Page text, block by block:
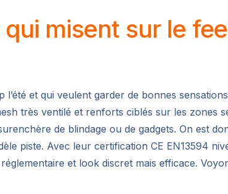
misent sur le
et qui veulent garder de bonnes
très ventilé et renforts ciblés sur les zones
de blindage ou de gadgets. On est
piste. Avec leur certification CE EN13594
et look discret mais efficace.